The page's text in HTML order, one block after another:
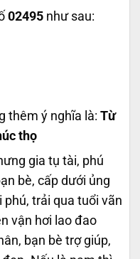
02495 như sau:
thêm ý nghĩa là: Từ
thọ
gia tụ tài, phú
bè, cấp dưới ủng
phú, trải qua tuổi vãn
vận hơi lao đao
bạn bè trợ giúp,